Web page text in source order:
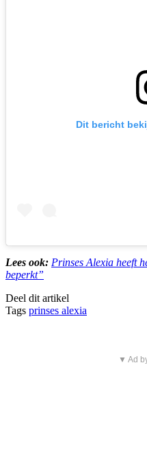
Dit bericht
Lees ook: Prinses Alexia heeft
beperkt”
Deel dit artikel
Tags prinses alexia
▼ Ad